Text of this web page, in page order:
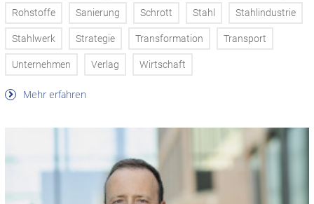
Rohstoffe Sanierung Schrott Stahl Stahlindustrie
Stahlwerk Strategie Transformation Transport
Unternehmen Verlag Wirtschaft
Mehr erfahren